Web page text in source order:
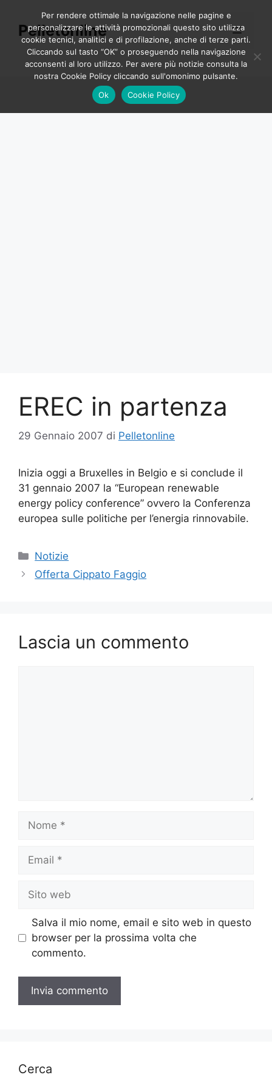
contenuto
Pelletonline Menu
EREC in partenza
29 Gennaio 2007 di Pelletonline
Inizia oggi a Bruxelles in Belgio e si conclude il
31 gennaio 2007 la “European renewable
energy policy conference” ovvero la Conferenza
europea sulle politiche per l’energia rinnovabile.
Categorie
Notizie
Offerta Cippato Faggio
Lascia un commento
Nome
Email
Sito
web
Salva il mio nome, email e sito web in questo
browser per la prossima volta che
commento.
Cerca
Per rendere ottimale la navigazione nelle pagine e
personalizzare le attività promozionali questo sito utilizza
cookie tecnici, analitici e di profilazione, anche di terze parti.
Cliccando sul tasto “OK” o proseguendo nella navigazione
acconsenti al loro utilizzo. Per avere più notizie consulta la
nostra Cookie Policy cliccando sull'omonimo pulsante.
Ok
Cookie Policy